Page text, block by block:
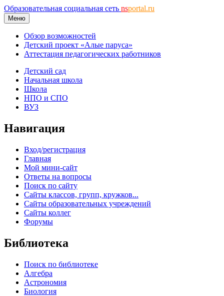
Образовательная социальная сеть nsportal.ru
Меню
Обзор возможностей
Детский проект «Алые паруса»
Аттестация педагогических работников
Детский сад
Начальная школа
Школа
НПО и СПО
ВУЗ
Навигация
Вход/регистрация
Главная
Мой мини-сайт
Ответы на вопросы
Поиск по сайту
Сайты классов, групп, кружков...
Сайты образовательных учреждений
Сайты коллег
Форумы
Библиотека
Поиск по библиотеке
Алгебра
Астрономия
Биология